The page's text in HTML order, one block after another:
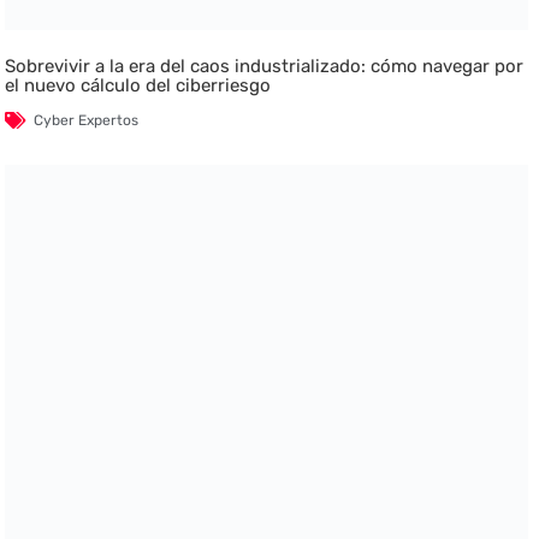
Sobrevivir a la era del caos industrializado: cómo navegar por
el nuevo cálculo del ciberriesgo
Cyber Expertos